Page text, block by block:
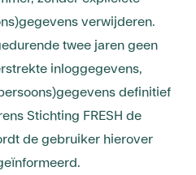
verwijderen.
twee jaren geen
inloggegevens,
definitief
Stichting FRESH de
de gebruiker hierover